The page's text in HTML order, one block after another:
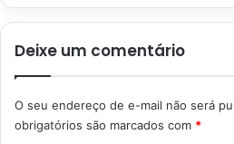
Deixe um comentário
O seu endereço de e-mail não será
obrigatórios são marcados com *